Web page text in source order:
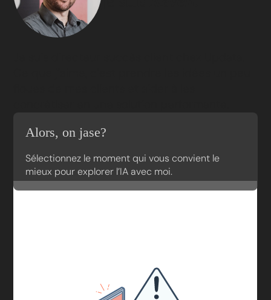
Alors, on jase?
Sélectionnez le moment qui vous convient le
mieux pour explorer l’IA avec moi.